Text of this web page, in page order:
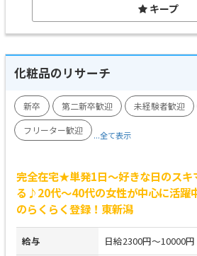
キープ
化粧品のリサーチ
新卒 第二新卒歓迎 未経験者歓迎
フリーター歓迎
...全て表示
完全在宅★単発1日～好きな日のスキ
る♪20代～40代の女性が中心に活躍
のらくらく登録！東新潟
給与 日給2300円～10000円